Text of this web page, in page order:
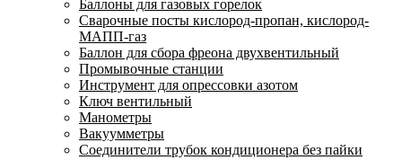
Баллоны для газовых горелок
Сварочные посты кислород-пропан, кислород-
МАПП-газ
Баллон для сбора фреона двухвентильный
Промывочные станции
Инструмент для опрессовки азотом
Ключ вентильный
Манометры
Вакуумметры
Соединители трубок кондиционера без пайки